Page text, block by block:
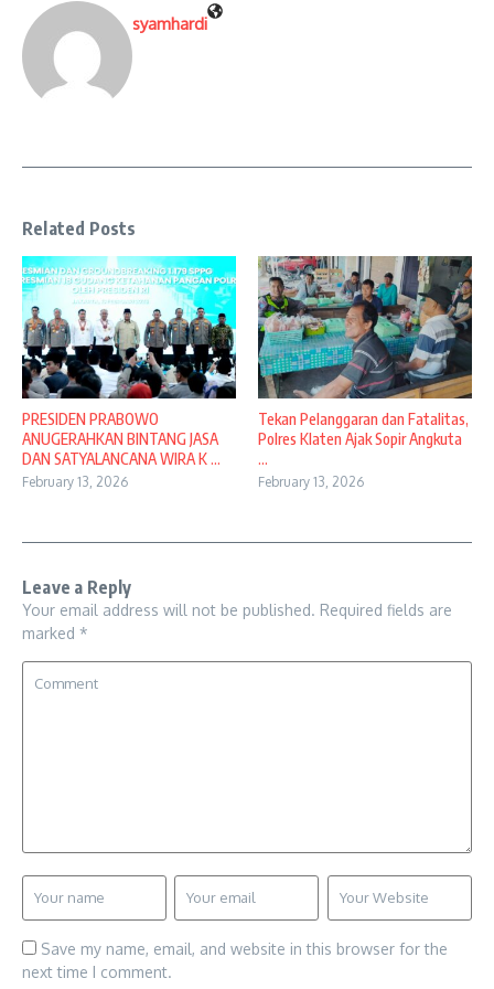
syamhardi
Related Posts
PRESIDEN PRABOWO
ANUGERAHKAN BINTANG JASA
DAN SATYALANCANA WIRA K ...
February 13, 2026
Tekan Pelanggaran dan Fatalitas,
Polres Klaten Ajak Sopir Angkuta
...
February 13, 2026
Leave a Reply
Your email address will not be published. Required fields are
marked *
Save my name, email, and website in this browser for the
next time I comment.